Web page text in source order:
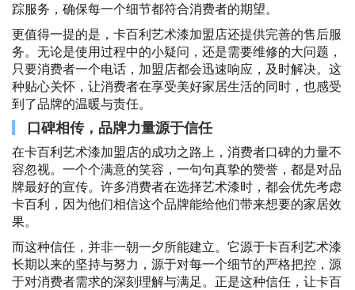
踪服务，确保每一个细节都符合消费者的期望。
更值得一提的是，卡百利艺术漆加盟店还提供完善的售后服
务。无论是使用过程中的小疑问，还是需要维修的大问题，
只要消费者一个电话，加盟店都会迅速响应，及时解决。这
种贴心关怀，让消费者在享受美好家居生活的同时，也感受
到了品牌的温暖与责任。
口碑相传，品牌力量源于信任
在卡百利艺术漆加盟店的成功之路上，消费者口碑的力量不
容忽视。一个个满意的笑容，一句句真挚的赞誉，都是对品
牌最好的宣传。许多消费者在选择艺术漆时，都会优先考虑
卡百利，因为他们相信这个品牌能给他们带来想要的家居效
果。
而这种信任，并非一朝一夕所能建立。它源于卡百利艺术漆
长期以来的坚持与努力，源于对每一个细节的严格把控，源
于对消费者需求的深刻理解与满足。正是这种信任，让卡百